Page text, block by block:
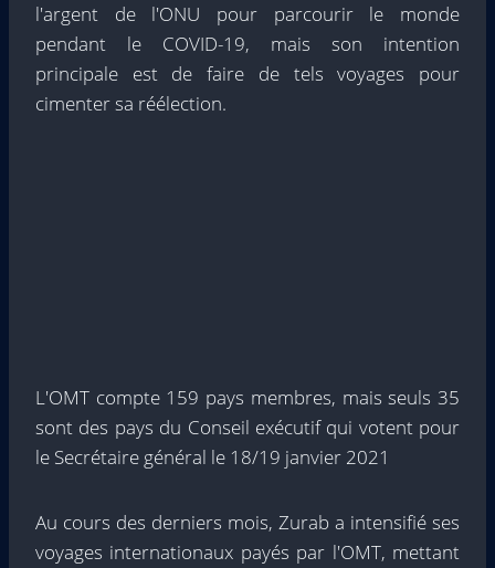
l'argent de l'ONU pour parcourir le monde
pendant le COVID-19, mais son intention
principale est de faire de tels voyages pour
cimenter sa réélection.
L'OMT compte 159 pays membres, mais seuls 35
sont des pays du Conseil exécutif qui votent pour
le Secrétaire général le 18/19 janvier 2021
Au cours des derniers mois, Zurab a intensifié ses
voyages internationaux payés par l'OMT, mettant